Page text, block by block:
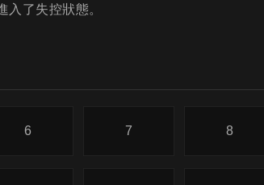
入了失控狀態。
6 7 8